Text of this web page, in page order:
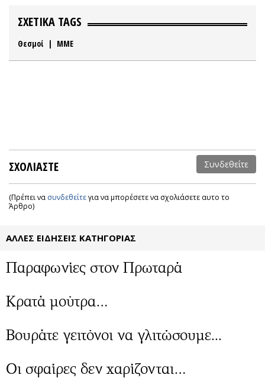
ΣΧΕΤΙΚΑ TAGS
Θεσμοί | ΜΜΕ
ΣΧΟΛΙΑΣΤΕ Συνδεθείτε
(Πρέπει να συνδεθείτεγια να μπορέσετε να σχολιάσετε αυτο το
Άρθρο)
ΑΛΛΕΣ ΕΙΔΗΣΕΙΣ ΚΑΤΗΓΟΡΙΑΣ
Παραφωνίες στον Πρωταρά
Κρατά μούτρα…
Βουράτε γειτόνοι να γλιτώσουμε...
Οι σφαίρες δεν χαρίζονται…